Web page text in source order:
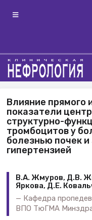
Влияние прямого
показатели
структурно-
тромбоцитов у
болезнью почек
гипертензией
В.А. Жмуров, Д.В.
Яркова, Д.Е.
Кафедра
ВПО ТюГМА